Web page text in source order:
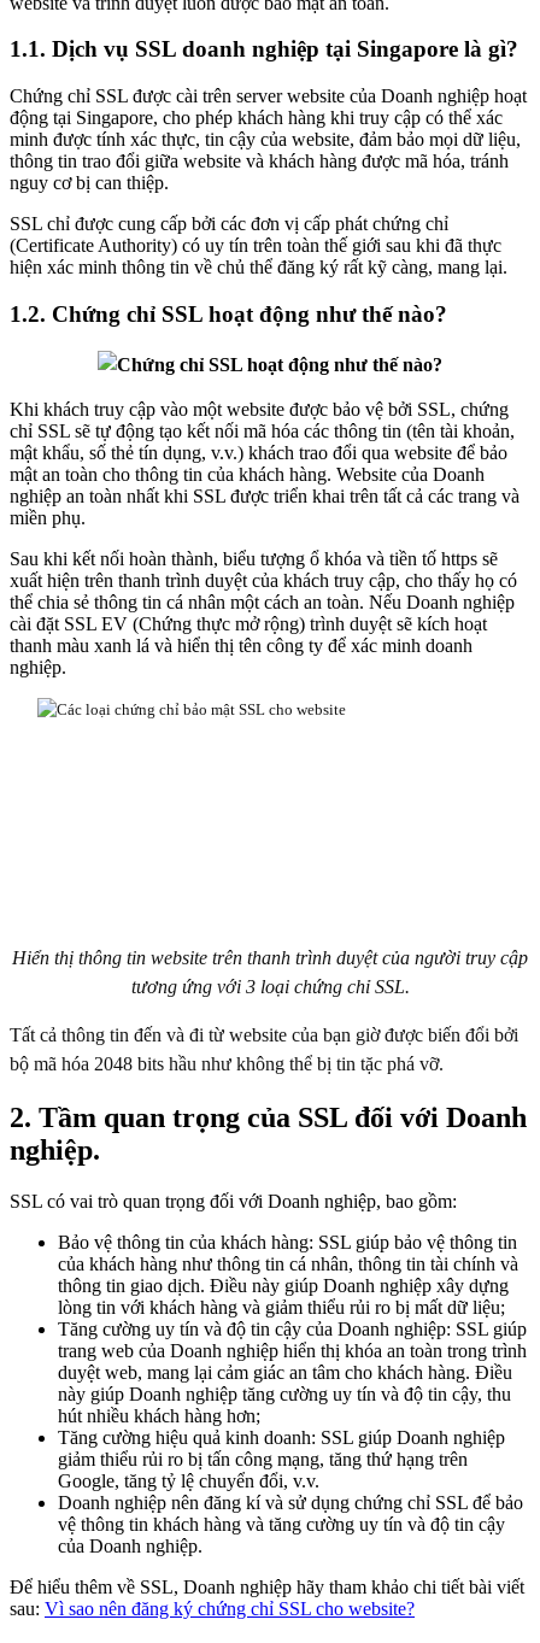
1.1. Dịch vụ SSL doanh nghiệp tại Singapore là gì?
Chứng chỉ SSL được cài trên server website của Doanh nghiệp hoạt
động tại Singapore, cho phép khách hàng khi truy cập có thể xác
minh được tính xác thực, tin cậy của website, đảm bảo mọi dữ liệu,
thông tin trao đổi giữa website và khách hàng được mã hóa, tránh
nguy cơ bị can thiệp.
SSL chỉ được cung cấp bởi các đơn vị cấp phát chứng chỉ
(Certificate Authority) có uy tín trên toàn thế giới sau khi đã thực
hiện xác minh thông tin về chủ thể đăng ký rất kỹ càng, mang lại.
1.2. Chứng chỉ SSL hoạt động như thế nào?
Khi khách truy cập vào một website được bảo vệ bởi SSL, chứng
chỉ SSL sẽ tự động tạo kết nối mã hóa các thông tin (tên tài khoản,
mật khẩu, số thẻ tín dụng, v.v.) khách trao đổi qua website để bảo
mật an toàn cho thông tin của khách hàng. Website của Doanh
nghiệp an toàn nhất khi SSL được triển khai trên tất cả các trang và
miền phụ.
Sau khi kết nối hoàn thành, biểu tượng ổ khóa và tiền tố https sẽ
xuất hiện trên thanh trình duyệt của khách truy cập, cho thấy họ có
thể chia sẻ thông tin cá nhân một cách an toàn. Nếu Doanh nghiệp
cài đặt SSL EV (Chứng thực mở rộng) trình duyệt sẽ kích hoạt
thanh màu xanh lá và hiển thị tên công ty để xác minh doanh
nghiệp.
Hiển thị thông tin website trên thanh trình duyệt của người truy cập
tương ứng với 3 loại chứng chỉ SSL.
Tất cả thông tin đến và đi từ website của bạn giờ được biến đổi bởi
bộ mã hóa 2048 bits hầu như không thể bị tin tặc phá vỡ.
2. Tầm quan trọng của SSL đối với Doanh
nghiệp.
SSL có vai trò quan trọng đối với Doanh nghiệp, bao gồm:
Bảo vệ thông tin của khách hàng: SSL giúp bảo vệ thông tin
của khách hàng như thông tin cá nhân, thông tin tài chính và
thông tin giao dịch. Điều này giúp Doanh nghiệp xây dựng
lòng tin với khách hàng và giảm thiểu rủi ro bị mất dữ liệu;
Tăng cường uy tín và độ tin cậy của Doanh nghiệp: SSL giúp
trang web của Doanh nghiệp hiển thị khóa an toàn trong trình
duyệt web, mang lại cảm giác an tâm cho khách hàng. Điều
này giúp Doanh nghiệp tăng cường uy tín và độ tin cậy, thu
hút nhiều khách hàng hơn;
Tăng cường hiệu quả kinh doanh: SSL giúp Doanh nghiệp
giảm thiểu rủi ro bị tấn công mạng, tăng thứ hạng trên
Google, tăng tỷ lệ chuyển đổi, v.v.
Doanh nghiệp nên đăng kí và sử dụng chứng chỉ SSL để bảo
vệ thông tin khách hàng và tăng cường uy tín và độ tin cậy
của Doanh nghiệp.
Để hiểu thêm về SSL, Doanh nghiệp hãy tham khảo chi tiết bài viết
sau: Vì sao nên đăng ký chứng chỉ SSL cho website?